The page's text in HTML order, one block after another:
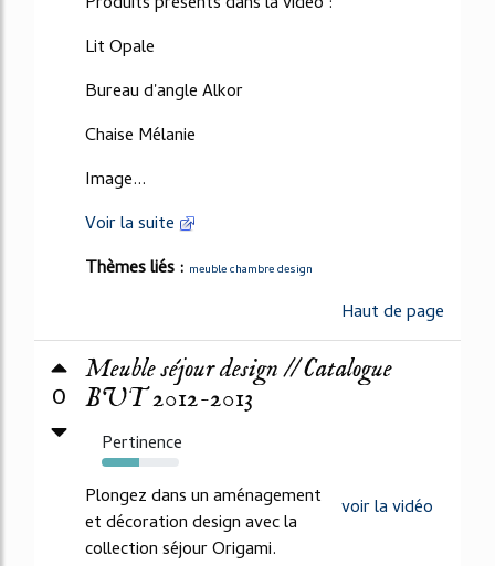
Lit Opale
Bureau d'angle Alkor
Chaise Mélanie
Image...
Voir la suite
Thèmes liés : meuble chambre design
Haut de page
0
Meuble séjour design // Catalogue
BUT 2012-2013
Pertinence
48%
voir la vidéo
Plongez dans un aménagement
et décoration design avec la
collection séjour Origami.